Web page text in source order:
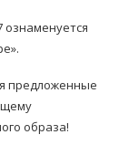
ознаменуется
предложенные
образа!